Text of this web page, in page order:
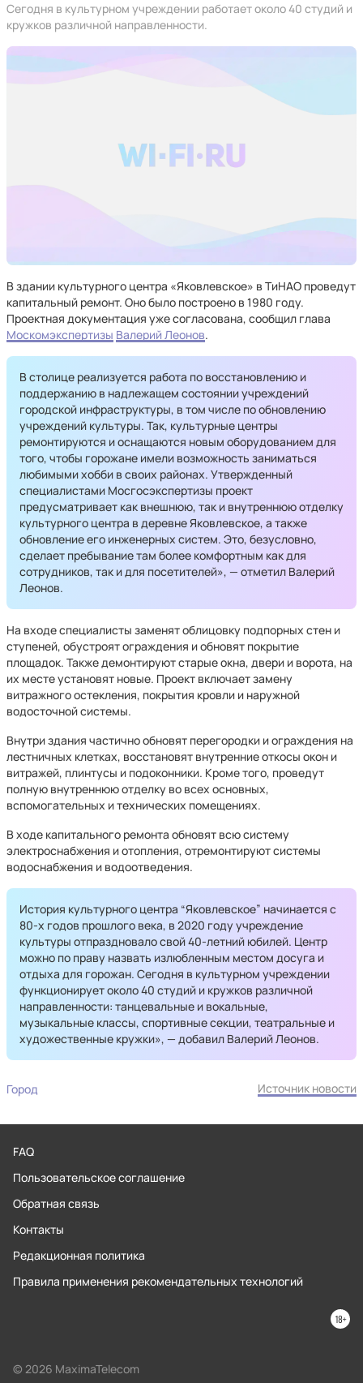
Сегодня в культурном учреждении работает около 40 студий и
кружков различной направленности.
В здании культурного центра «Яковлевское» в ТиНАО проведут
капитальный ремонт. Оно было построено в 1980 году.
Проектная документация уже согласована, сообщил глава
Москомэкспертизы Валерий Леонов.
В столице реализуется работа по восстановлению и
поддержанию в надлежащем состоянии учреждений
городской инфраструктуры, в том числе по обновлению
учреждений культуры. Так, культурные центры
ремонтируются и оснащаются новым оборудованием для
того, чтобы горожане имели возможность заниматься
любимыми хобби в своих районах. Утвержденный
специалистами Мосгосэкспертизы проект
предусматривает как внешнюю, так и внутреннюю отделку
культурного центра в деревне Яковлевское, а также
обновление его инженерных систем. Это, безусловно,
сделает пребывание там более комфортным как для
сотрудников, так и для посетителей», — отметил Валерий
Леонов.
На входе специалисты заменят облицовку подпорных стен и
ступеней, обустроят ограждения и обновят покрытие
площадок. Также демонтируют старые окна, двери и ворота, на
их месте установят новые. Проект включает замену
витражного остекления, покрытия кровли и наружной
водосточной системы.
Внутри здания частично обновят перегородки и ограждения на
лестничных клетках, восстановят внутренние откосы окон и
витражей, плинтусы и подоконники. Кроме того, проведут
полную внутреннюю отделку во всех основных,
вспомогательных и технических помещениях.
В ходе капитального ремонта обновят всю систему
электроснабжения и отопления, отремонтируют системы
водоснабжения и водоотведения.
История культурного центра “Яковлевское” начинается с
80-х годов прошлого века, в 2020 году учреждение
культуры отпраздновало свой 40-летний юбилей. Центр
можно по праву назвать излюбленным местом досуга и
отдыха для горожан. Сегодня в культурном учреждении
функционирует около 40 студий и кружков различной
направленности: танцевальные и вокальные,
музыкальные классы, спортивные секции, театральные и
художественные кружки», — добавил Валерий Леонов.
Город Источник новости
FAQ
Пользовательское соглашение
Обратная связь
Контакты
Редакционная политика
Правила применения рекомендательных технологий
© 2026 MaximaTelecom